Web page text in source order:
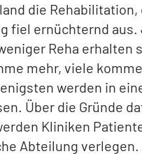
die Rehabilitation,
fiel ernüchternd aus.
Reha erhalten
mehr, viele
werden in
Über die Gründe
Kliniken
Abteilung verlegen.